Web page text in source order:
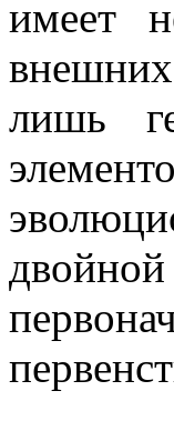
имеет
внешних
лишь